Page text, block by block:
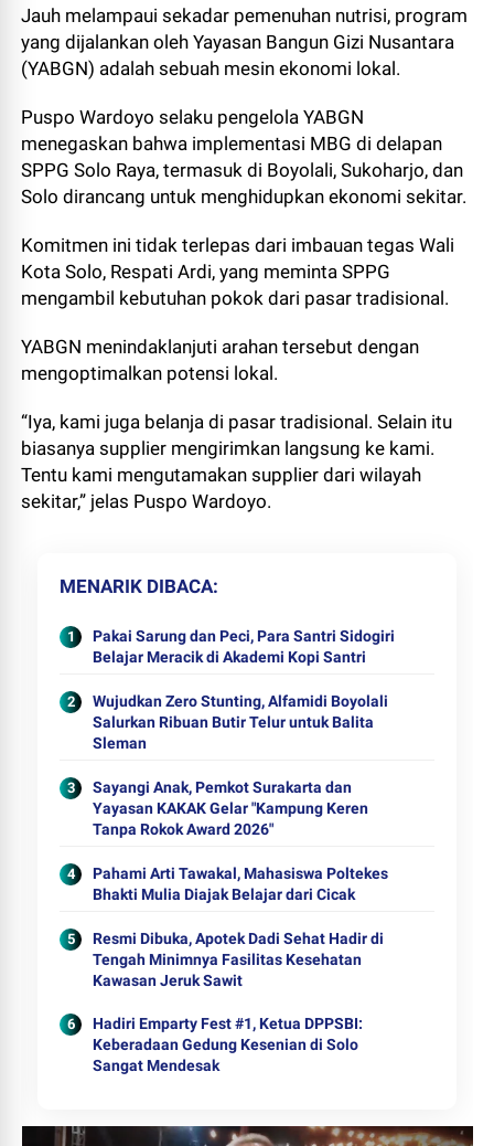
Jauh melampaui sekadar pemenuhan nutrisi, program
yang dijalankan oleh Yayasan Bangun Gizi Nusantara
(YABGN) adalah sebuah mesin ekonomi lokal.
Puspo Wardoyo selaku pengelola YABGN
menegaskan bahwa implementasi MBG di delapan
SPPG Solo Raya, termasuk di Boyolali, Sukoharjo, dan
Solo dirancang untuk menghidupkan ekonomi sekitar.
Komitmen ini tidak terlepas dari imbauan tegas Wali
Kota Solo, Respati Ardi, yang meminta SPPG
mengambil kebutuhan pokok dari pasar tradisional.
YABGN menindaklanjuti arahan tersebut dengan
mengoptimalkan potensi lokal.
“Iya, kami juga belanja di pasar tradisional. Selain itu
biasanya supplier mengirimkan langsung ke kami.
Tentu kami mengutamakan supplier dari wilayah
sekitar,” jelas Puspo Wardoyo.
MENARIK DIBACA
Pakai Sarung dan Peci, Para Santri Sidogiri
Belajar Meracik di Akademi Kopi Santri
Wujudkan Zero Stunting, Alfamidi Boyolali
Salurkan Ribuan Butir Telur untuk Balita
Sleman
Sayangi Anak, Pemkot Surakarta dan
Yayasan KAKAK Gelar "Kampung Keren
Tanpa Rokok Award 2026"
Pahami Arti Tawakal, Mahasiswa Poltekes
Bhakti Mulia Diajak Belajar dari Cicak
Resmi Dibuka, Apotek Dadi Sehat Hadir di
Tengah Minimnya Fasilitas Kesehatan
Kawasan Jeruk Sawit
Hadiri Emparty Fest #1, Ketua DPPSBI:
Keberadaan Gedung Kesenian di Solo
Sangat Mendesak